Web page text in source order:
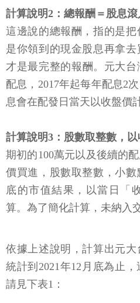
計算說明2：總報酬＝股息
這邊說的總報酬，指的是
是你領到的現金股息再拿
才是最完整的報酬。元大台
配息，2017年起每年配息2
息會在配發日當天以收盤價
計算說明3：股數取整數，
期初的100萬元以及後續的
價買進，股數取整數，小
底的市值結果，以當日「
算。為了簡化計算，未納入
依據上述說明，計算出元大
統計到2021年12月底為止，
請見下表1：